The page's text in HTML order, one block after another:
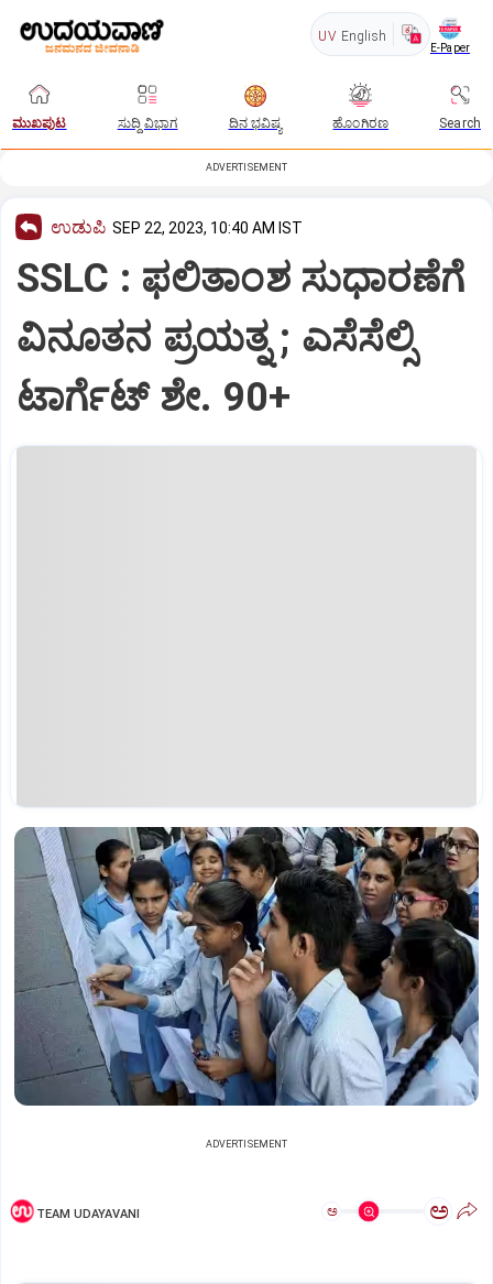
UV English
E-Paper
ಮುಖಪುಟ ಸುದ್ದಿ ವಿಭಾಗ ದಿನ ಭವಿಷ್ಯ ಹೊಂಗಿರಣ Search
ADVERTISEMENT
ಉಡುಪಿ SEP 22, 2023, 10:40 AM IST
SSLC : ಫ‌ಲಿತಾಂಶ ಸುಧಾರಣೆಗೆ
ವಿನೂತನ ಪ್ರಯತ್ನ ; ಎಸೆಸೆಲ್ಸಿ
ಟಾರ್ಗೆಟ್‌ ಶೇ. 90+
ADVERTISEMENT
TEAM UDAYAVANI ಅ ಅ